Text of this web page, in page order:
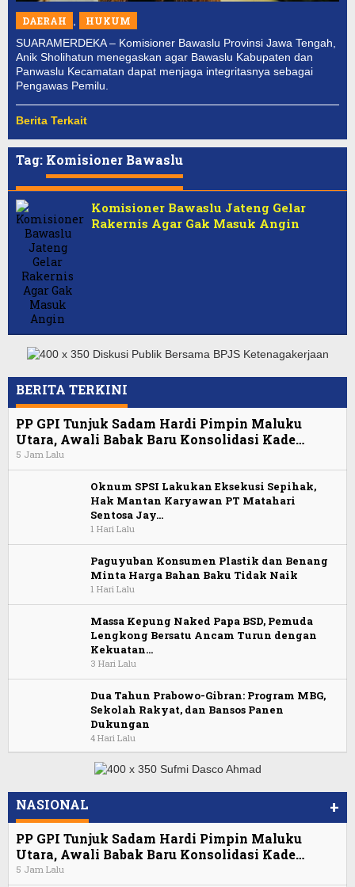
DAERAH ,
HUKUM
SUARAMERDEKA – Komisioner Bawaslu Provinsi Jawa Tengah,
Anik Sholihatun menegaskan agar Bawaslu Kabupaten dan
Panwaslu Kecamatan dapat menjaga integritasnya sebagai
Pengawas Pemilu.
Berita Terkait
Tag: Komisioner Bawaslu
Komisioner Bawaslu Jateng Gelar
Rakernis Agar Gak Masuk Angin
BERITA TERKINI
PP GPI Tunjuk Sadam Hardi Pimpin Maluku
Utara, Awali Babak Baru Konsolidasi Kade…
5 Jam Lalu
Oknum SPSI Lakukan Eksekusi Sepihak,
Hak Mantan Karyawan PT Matahari
Sentosa Jay…
1 Hari Lalu
Paguyuban Konsumen Plastik dan Benang
Minta Harga Bahan Baku Tidak Naik
1 Hari Lalu
Massa Kepung Naked Papa BSD, Pemuda
Lengkong Bersatu Ancam Turun dengan
Kekuatan…
3 Hari Lalu
Dua Tahun Prabowo-Gibran: Program MBG,
Sekolah Rakyat, dan Bansos Panen
Dukungan
4 Hari Lalu
NASIONAL +
PP GPI Tunjuk Sadam Hardi Pimpin Maluku
Utara, Awali Babak Baru Konsolidasi Kade…
5 Jam Lalu